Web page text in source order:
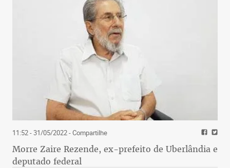
11:52 - 31/05/2022- Compartilhe
Morre Zaire Rezende, ex-prefeito de Uberlândia e
deputado federal